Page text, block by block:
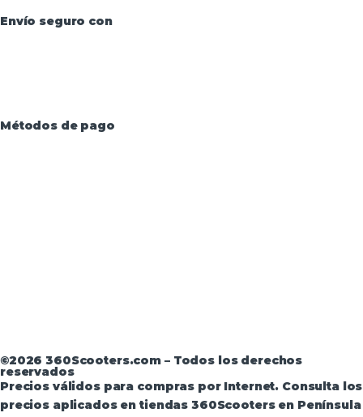
Envío seguro con
Métodos de pago
©2026 360Scooters.com – Todos los derechos
reservados
Precios válidos para compras por Internet. Consulta los
precios aplicados en tiendas 360Scooters en Península